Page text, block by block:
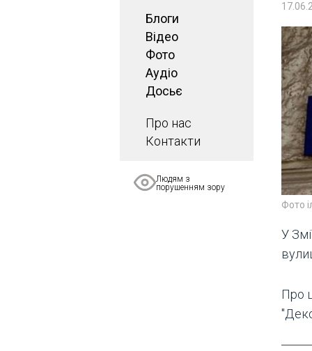
Блоги
Відео
Фото
Аудіо
Досьє
Про нас
Контакти
Людям з
порушенням зору
Фото
У
Про